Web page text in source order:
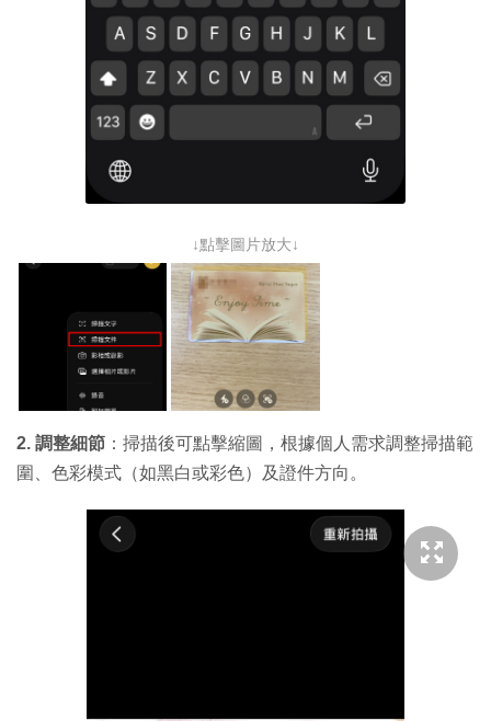
↓點擊圖片放大↓
2. 調整細節 ：掃描後可點擊縮圖，根據個人需求調整掃描範
圍、色彩模式（如黑白或彩色）及證件方向。